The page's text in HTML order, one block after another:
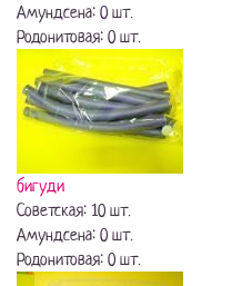
Амундсена: 0 шт.
Родонитовая: 0 шт.
бигуди
Советская: 10 шт.
Амундсена: 0 шт.
Родонитовая: 0 шт.